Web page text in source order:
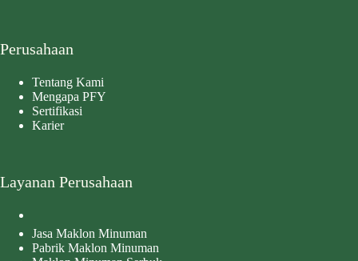
Perusahaan
Tentang Kami
Mengapa PFY
Sertifikasi
Karier
Layanan Perusahaan
Jasa Maklon Minuman
Pabrik Maklon Minuman